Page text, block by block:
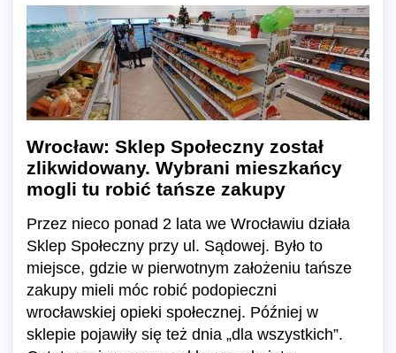
Wrocław: Sklep Społeczny został
zlikwidowany. Wybrani mieszkańcy
mogli tu robić tańsze zakupy
Przez nieco ponad 2 lata we Wrocławiu działa
Sklep Społeczny przy ul. Sądowej. Było to
miejsce, gdzie w pierwotnym założeniu tańsze
zakupy mieli móc robić podopieczni
wrocławskiej opieki społecznej. Później w
sklepie pojawiły się też dnia „dla wszystkich”.